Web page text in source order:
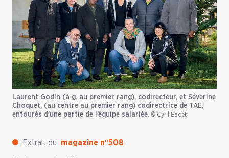
Laurent Godin (à g. au premier rang), codirecteur, et Séverine
Choquet, (au centre au premier rang) codirectrice de TAE,
entourés d’une partie de l’équipe salariée. © Cyril Badet
Extrait du magazine n°508